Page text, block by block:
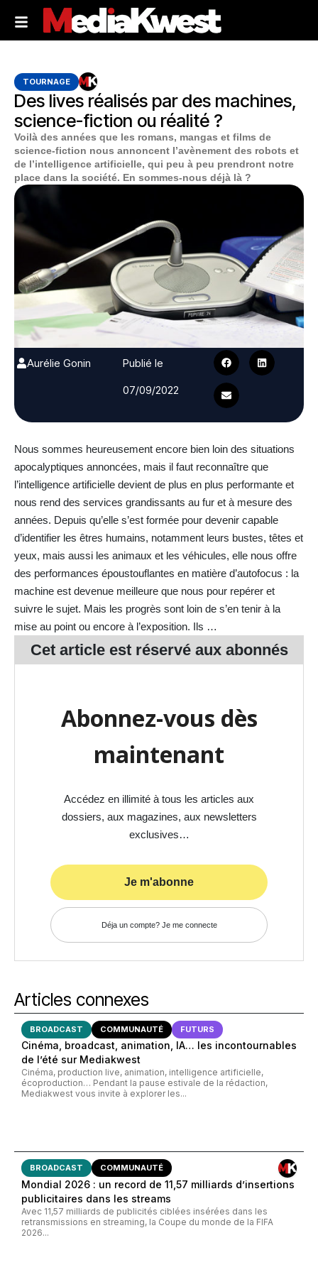
TOURNAGE
Des lives réalisés par des machines,
science-fiction ou réalité ?
Voilà des années que les romans, mangas et films de
science-fiction nous annoncent l’avènement des robots et
de l’intelligence artificielle, qui peu à peu prendront notre
place dans la société. En sommes-nous déjà là ?
Aurélie Gonin
Publié le
07/09/2022
Nous sommes heureusement encore bien loin des situations
apocalyptiques annoncées, mais il faut reconnaître que
l’intelligence artificielle devient de plus en plus performante et
nous rend des services grandissants au fur et à mesure des
années. Depuis qu’elle s’est formée pour devenir capable
d’identifier les êtres humains, notamment leurs bustes, têtes et
yeux, mais aussi les animaux et les véhicules, elle nous offre
des performances époustouflantes en matière d’autofocus : la
machine est devenue meilleure que nous pour repérer et
suivre le sujet. Mais les progrès sont loin de s’en tenir à la
mise au point ou encore à l’exposition. Ils …
Cet article est réservé aux abonnés
Abonnez-vous dès
maintenant
Accédez en illimité à tous les articles aux
dossiers, aux magazines, aux newsletters
exclusives…
Je m'abonne
Déja un compte? Je me connecte
Articles connexes
BROADCAST COMMUNAUTÉ FUTURS
Cinéma, broadcast, animation, IA… les incontournables
de l’été sur Mediakwest
Cinéma, production live, animation, intelligence artificielle,
écoproduction… Pendant la pause estivale de la rédaction,
Mediakwest vous invite à explorer les...
BROADCAST COMMUNAUTÉ
Mondial 2026 : un record de 11,57 milliards d’insertions
publicitaires dans les streams
Avec 11,57 milliards de publicités ciblées insérées dans les
retransmissions en streaming, la Coupe du monde de la FIFA
2026...